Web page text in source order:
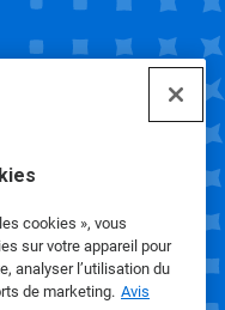
cookies », vous
sur votre appareil pour
analyser l’utilisation du
de marketing. Avis